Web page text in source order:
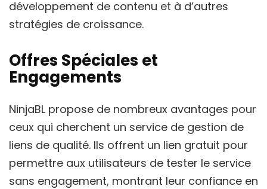
développement de contenu et à d’autres
stratégies de croissance.
Offres Spéciales et
Engagements
NinjaBL propose de nombreux avantages pour
ceux qui cherchent un service de gestion de
liens de qualité. Ils offrent un lien gratuit pour
permettre aux utilisateurs de tester le service
sans engagement, montrant leur confiance en